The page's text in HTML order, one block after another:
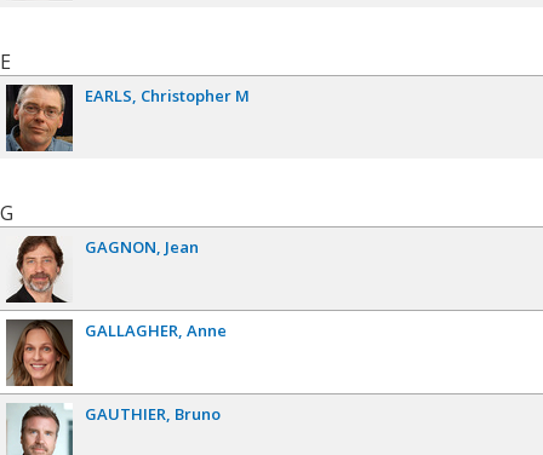
E
EARLS Christopher M
G
GAGNON Jean
GALLAGHER Anne
GAUTHIER Bruno